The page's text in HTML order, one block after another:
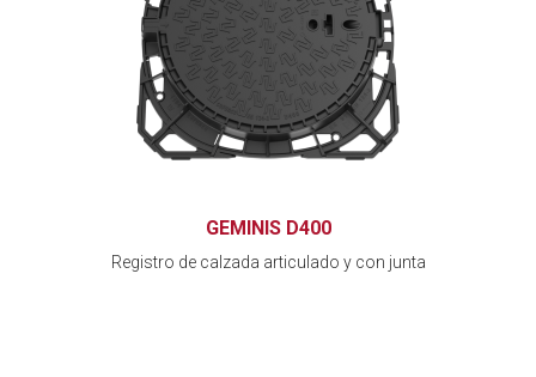
GEMINIS D400
Registro de calzada articulado y con junta